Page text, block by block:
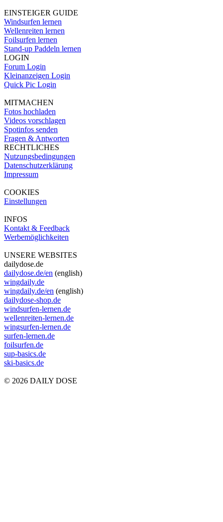
EINSTEIGER GUIDE
Windsurfen lernen
Wellenreiten lernen
Foilsurfen lernen
Stand-up Paddeln lernen
LOGIN
Forum Login
Kleinanzeigen Login
Quick Pic Login
MITMACHEN
Fotos hochladen
Videos vorschlagen
Spotinfos senden
Fragen & Antworten
RECHTLICHES
Nutzungsbedingungen
Datenschutzerklärung
Impressum
COOKIES
Einstellungen
INFOS
Kontakt & Feedback
Werbemöglichkeiten
UNSERE WEBSITES
dailydose.de
dailydose.de/en (english)
wingdaily.de
wingdaily.de/en (english)
dailydose-shop.de
windsurfen-lernen.de
wellenreiten-lernen.de
wingsurfen-lernen.de
surfen-lernen.de
foilsurfen.de
sup-basics.de
ski-basics.de
© 2026 DAILY DOSE